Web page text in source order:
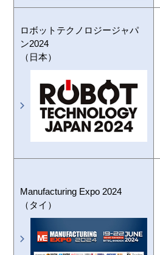
ロボットテクノロジージャパ
ン2024
（日本）
Manufacturing Expo 2024
（タイ）